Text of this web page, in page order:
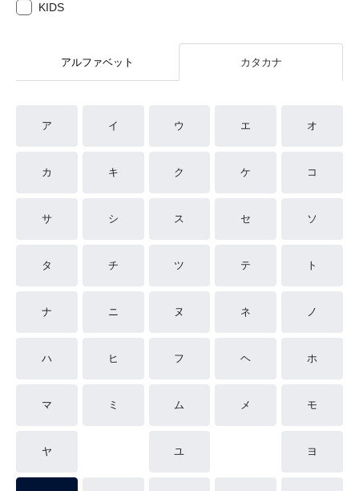
KIDS
アルファベット カタカナ
ア イ ウ エ オ
カ キ ク ケ コ
サ シ ス セ ソ
タ チ ツ テ ト
ナ ニ ヌ ネ ノ
ハ ヒ フ ヘ ホ
マ ミ ム メ モ
ヤ ユ ヨ